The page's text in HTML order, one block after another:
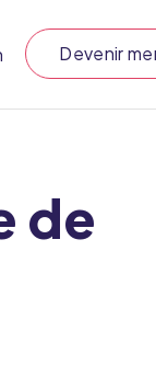
Devenir
de